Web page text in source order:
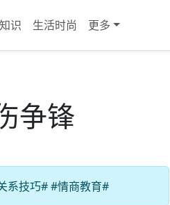
识 生活时尚 更多
争锋
系技巧# #情商教育#